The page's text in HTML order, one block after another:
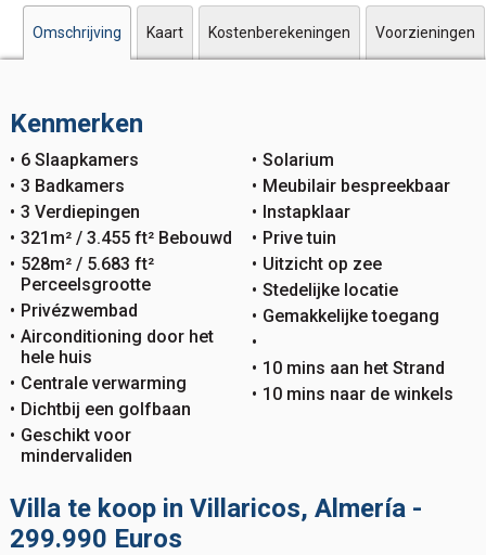
Omschrijving Kaart Kostenberekeningen Voorzieningen
Kenmerken
6 Slaapkamers
3 Badkamers
3 Verdiepingen
321m² / 3.455 ft² Bebouwd
528m² / 5.683 ft²
Perceelsgrootte
Privézwembad
Airconditioning door het
hele huis
Centrale verwarming
Dichtbij een golfbaan
Geschikt voor
mindervaliden
Solarium
Meubilair bespreekbaar
Instapklaar
Prive tuin
Uitzicht op zee
Stedelijke locatie
Gemakkelijke toegang
10 mins aan het Strand
10 mins naar de winkels
Villa te koop in Villaricos, Almería -
299.990 Euros